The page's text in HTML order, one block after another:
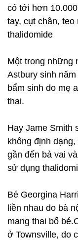
có tới hơn
tay, cụt chân,
thalidomide
Một trong những
Astbury sinh
bẩm sinh do mẹ
thai.
Hay Jame Smith
không định
gần đến bả vai
sử dụng
Bé Georgina
liền nhau do bà
mang thai bố
ở Townsville, do